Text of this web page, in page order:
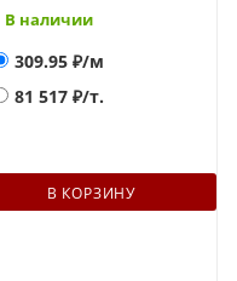
В наличии
309.95 ₽/м
81 517 ₽/т.
В КОРЗИНУ